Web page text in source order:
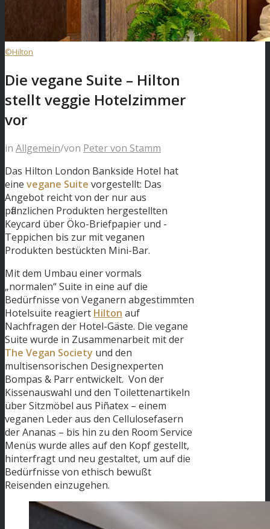
©Hilton
Die vegane Suite – Hilton
stellt veggie Hotelzimmer
vor
in Allgemein/von Peter von Stamm
Das Hilton London Bankside Hotel hat
eine vegane Suite vorgestellt: Das
Angebot reicht von der nur aus
pflanzlichen Produkten hergestellten
Keycard über Öko-Briefpapier und -
Teppichen bis zur mit veganen
Produkten bestückten Mini-Bar.
Mit dem Umbau einer vormals
„normalen“ Suite in eine auf die
Bedürfnisse von Veganern abgestimmten
Hotelsuite reagiert Hilton auf
Nachfragen der Hotel-Gäste. Die vegane
Suite wurde in Zusammenarbeit mit der
The Vegan Society und den
multisensorischen Designexperten
Bompas & Parr entwickelt. Von der
Kissenauswahl und den Toilettenartikeln
über Sitzmöbel aus Piñatex – einem
veganen Leder aus den Cellulosefasern
der Ananas – bis hin zu den Room Service
Menüs wurde alles auf den Kopf gestellt,
hinterfragt und neu gestaltet, um auf die
Bedürfnisse von ethisch bewußt
Reisenden einzugehen.